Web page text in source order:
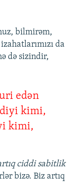
bilmirəm,
da
də sizindir,
edən
kimi,
kimi,
ciddi sabitlik
bizə. Biz artıq